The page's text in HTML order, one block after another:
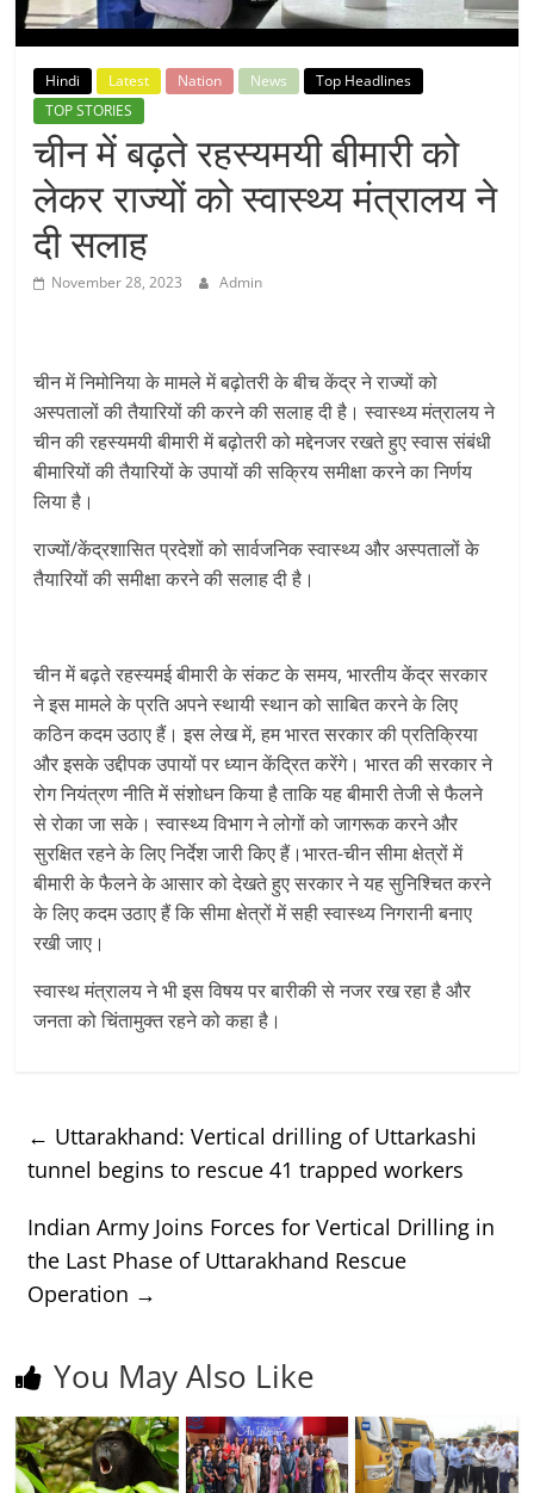
Breaking
News,
Today's
News
Hindi Latest Nation News
Top Headlines
TOP STORIES
चीन में बढ़ते रहस्यमयी बीमारी को
लेकर राज्यों को स्वास्थ्य मंत्रालय ने
दी सलाह
November 28, 2023 Admin
चीन में निमोनिया के मामले में बढ़ोतरी के बीच केंद्र ने राज्यों को
अस्पतालों की तैयारियों की करने की सलाह दी है। स्वास्थ्य मंत्रालय ने
चीन की रहस्यमयी बीमारी में बढ़ोतरी को मद्देनजर रखते हुए स्वास संबंधी
बीमारियों की तैयारियों के उपायों की सक्रिय समीक्षा करने का निर्णय
लिया है।
राज्यों/केंद्रशासित प्रदेशों को सार्वजनिक स्वास्थ्य और अस्पतालों के
तैयारियों की समीक्षा करने की सलाह दी है।
चीन में बढ़ते रहस्यमई बीमारी के संकट के समय, भारतीय केंद्र सरकार
ने इस मामले के प्रति अपने स्थायी स्थान को साबित करने के लिए
कठिन कदम उठाए हैं। इस लेख में, हम भारत सरकार की प्रतिक्रिया
और इसके उद्दीपक उपायों पर ध्यान केंद्रित करेंगे। भारत की सरकार ने
रोग नियंत्रण नीति में संशोधन किया है ताकि यह बीमारी तेजी से फैलने
से रोका जा सके। स्वास्थ्य विभाग ने लोगों को जागरूक करने और
सुरक्षित रहने के लिए निर्देश जारी किए हैं।भारत-चीन सीमा क्षेत्रों में
बीमारी के फैलने के आसार को देखते हुए सरकार ने यह सुनिश्चित करने
के लिए कदम उठाए हैं कि सीमा क्षेत्रों में सही स्वास्थ्य निगरानी बनाए
रखी जाए।
स्वास्थ मंत्रालय ने भी इस विषय पर बारीकी से नजर रख रहा है और
जनता को चिंतामुक्त रहने को कहा है।
← Uttarakhand: Vertical drilling of Uttarkashi
tunnel begins to rescue 41 trapped workers
Indian Army Joins Forces for Vertical Drilling in
the Last Phase of Uttarakhand Rescue
Operation →
You May Also Like